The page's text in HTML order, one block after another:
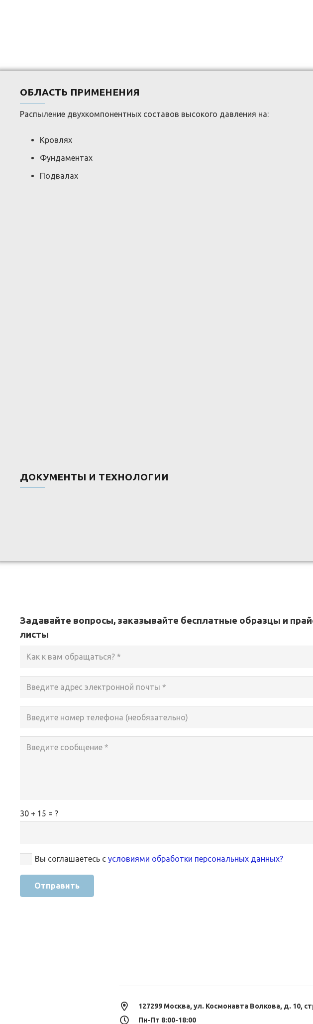
ОБЛАСТЬ ПРИМЕНЕНИЯ
Распыление двухкомпонентных составов высокого давления на:
Кровлях
Фундаментах
Подвалах
ДОКУМЕНТЫ И ТЕХНОЛОГИИ
Задавайте вопросы, заказывайте бесплатные образцы и
листы
30 + 15 = ?
Вы соглашаетесь сусловиями обработки персональных данных?
Отправить
127299 Москва, ул. Космонавта Волкова, д. 10,
Пн-Пт 8:00-18:00